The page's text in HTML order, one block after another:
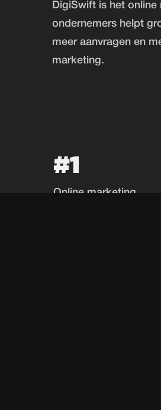
DigiSwift is het
ondernemers helpt
meer aanvragen en
marketing.
#1
Online marketing